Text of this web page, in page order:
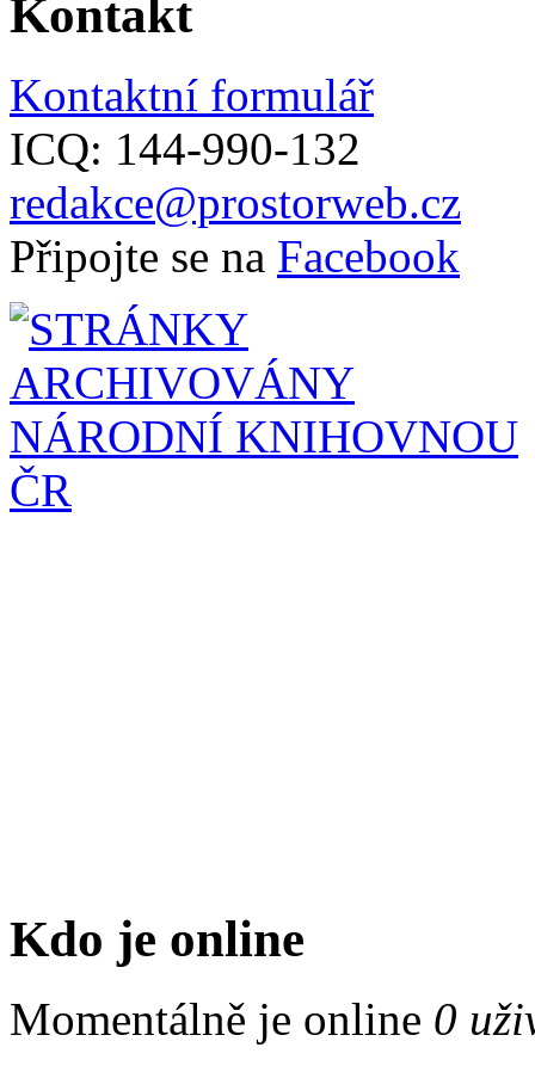
Kontakt
Kontaktní formulář
ICQ: 144-990-132
redakce@prostorweb.cz
Připojte se na Facebook
Kdo je online
Momentálně je online 0